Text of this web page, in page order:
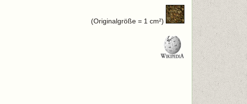
(Originalgröße = 1 cm²)